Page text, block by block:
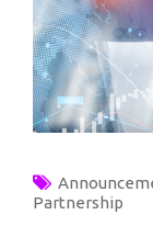
Partnership